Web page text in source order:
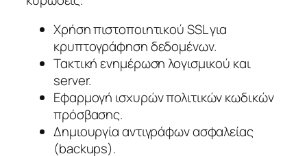
Χρήση πιστοποιητικού SSL για
κρυπτογράφηση δεδομένων.
Τακτική ενημέρωση λογισμικού και
server.
Εφαρμογή ισχυρών πολιτικών κωδικών
πρόσβασης.
Δημιουργία αντιγράφων ασφαλείας
(backups).